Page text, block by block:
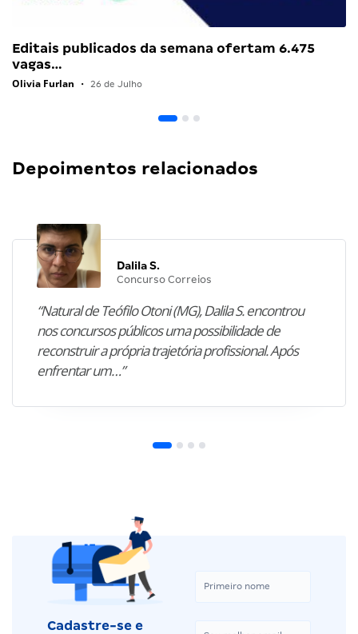
Editais publicados da semana ofertam 6.475
vagas…
Olivia Furlan • 26 de Julho
Depoimentos relacionados
Dalila S.
Concurso Correios
“Natural de Teófilo Otoni (MG), Dalila S. encontrou
nos concursos públicos uma possibilidade de
reconstruir a própria trajetória profissional. Após
enfrentar um…”
Cadastre-se e